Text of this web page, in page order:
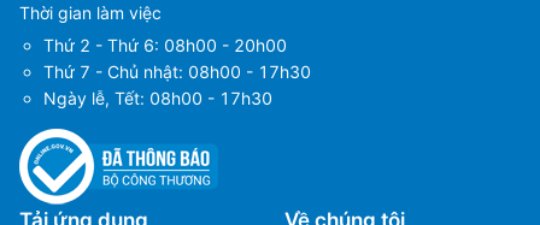
Thời gian làm việc
Thứ 2 - Thứ 6: 08h00 - 20h00
Thứ 7 - Chủ nhật: 08h00 - 17h30
Ngày lễ, Tết: 08h00 - 17h30
Tải ứng dụng Về chúng tôi